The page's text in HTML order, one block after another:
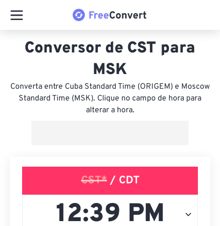
Conversor de CST para
MSK
Converta entre Cuba Standard Time (ORIGEM) e Moscow
Standard Time (MSK). Clique no campo de hora para
alterar a hora.
CST*/ CDT